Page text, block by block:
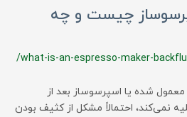
چیست و چه
/what-is-an-espresso-maker-
معمول شده یا اسپرسوساز بعد از
نمی‌کند، احتمالاً مشکل از کثیف بودن